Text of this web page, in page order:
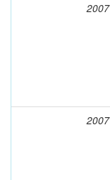
2007
2007